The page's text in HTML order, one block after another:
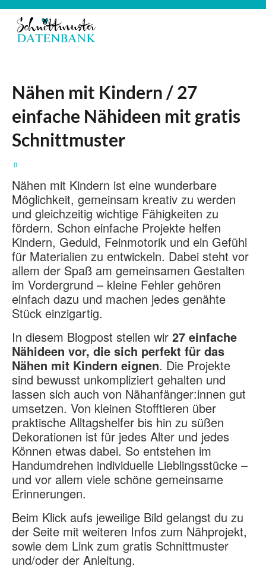
Nähen mit Kindern / 27
einfache Nähideen mit gratis
Schnittmuster
0
Nähen mit Kindern ist eine wunderbare
Möglichkeit, gemeinsam kreativ zu werden
und gleichzeitig wichtige Fähigkeiten zu
fördern. Schon einfache Projekte helfen
Kindern, Geduld, Feinmotorik und ein Gefühl
für Materialien zu entwickeln. Dabei steht vor
allem der Spaß am gemeinsamen Gestalten
im Vordergrund – kleine Fehler gehören
einfach dazu und machen jedes genähte
Stück einzigartig.
In diesem Blogpost stellen wir 27 einfache
Nähideen vor, die sich perfekt für das
Nähen mit Kindern eignen. Die Projekte
sind bewusst unkompliziert gehalten und
lassen sich auch von Nähanfänger:innen gut
umsetzen. Von kleinen Stofftieren über
praktische Alltagshelfer bis hin zu süßen
Dekorationen ist für jedes Alter und jedes
Können etwas dabei. So entstehen im
Handumdrehen individuelle Lieblingsstücke –
und vor allem viele schöne gemeinsame
Erinnerungen.
Beim Klick aufs jeweilige Bild gelangst du zu
der Seite mit weiteren Infos zum Nähprojekt,
sowie dem Link zum gratis Schnittmuster
und/oder der Anleitung.